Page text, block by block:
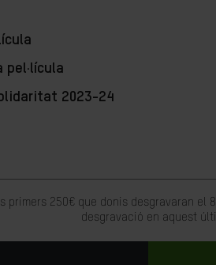
pel·lícula
2023-24
250€ que donis desgravaran el
desgravació en aquest